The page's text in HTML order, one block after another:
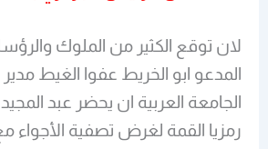
لان توقع الكثير من الملوك
المدعو ابو الخريط عفوا الغيط
الجامعة العربية ان يحضر عبد
رمزيا القمة لغرض تصفية الأجواء